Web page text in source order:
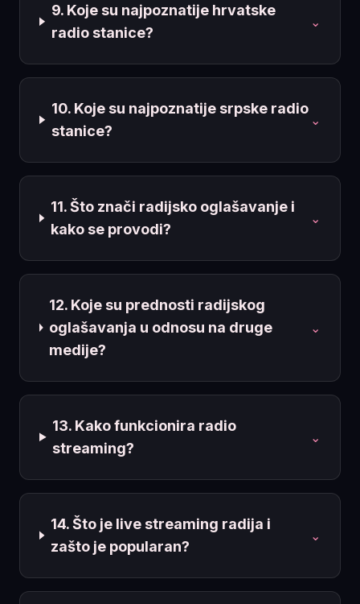
9. Koje su najpoznatije hrvatske
radio stanice?
⌄
10. Koje su najpoznatije srpske radio
stanice?
⌄
11. Što znači radijsko oglašavanje i
kako se provodi?
⌄
12. Koje su prednosti radijskog
oglašavanja u odnosu na druge
medije?
⌄
13. Kako funkcionira radio
streaming?
⌄
14. Što je live streaming radija i
zašto je popularan?
⌄